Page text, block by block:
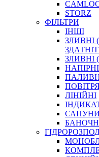
САДОВИЙ ІНВЕНТАР
ЕЛЕКТРИЧНІ
ПАЛЬНИКИ,
ІНСТРУМЕНТИ ДЛЯ
ЗАМКИ І
ІНСТРУМЕНТИ ДЛЯ
STORZ
ФІЛЬТРИ
ІНШІ
НАПІРНІ
ЛІНІЙНІ
САПУНИ